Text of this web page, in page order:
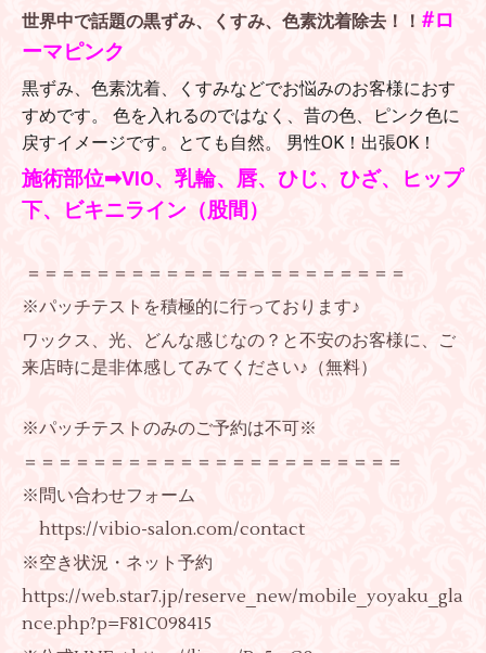
世界中で話題の黒ずみ、くすみ、色素沈着除去！！ #ロ
ーマピンク
黒ずみ、色素沈着、くすみなどでお悩みのお客様におす
すめです。 色を入れるのではなく、昔の色、ピンク色に
戻すイメージです。とても自然。 男性OK！出張OK！
施術部位➡VIO、乳輪、唇、ひじ、ひざ、ヒップ
下、ビキニライン（股間）
＝＝＝＝＝＝＝＝＝＝＝＝＝＝＝＝＝＝＝＝＝＝
※パッチテストを積極的に行っております♪
ワックス、光、どんな感じなの？と不安のお客様に、ご
来店時に是非体感してみてください♪（無料）
※パッチテストのみのご予約は不可※
＝＝＝＝＝＝＝＝＝＝＝＝＝＝＝＝＝＝＝＝＝＝
※問い合わせフォーム
https://vibio-salon.com/contact
※空き状況・ネット予約
https://web.star7.jp/reserve_new/mobile_yoyaku_gla
nce.php?p=F81C098415